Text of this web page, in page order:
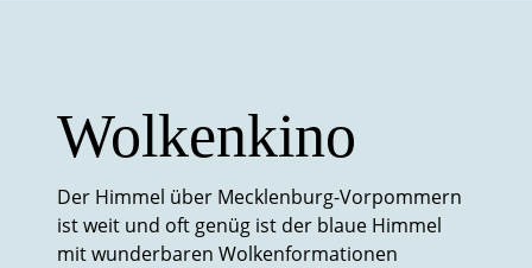
Wolkenkino
Der Himmel über Mecklenburg-Vorpommern
ist weit und oft genüg ist der blaue Himmel
mit wunderbaren Wolkenformationen